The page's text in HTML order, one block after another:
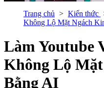
Trang chủ Kiến thức
Không Lộ Mặt Ngách
Làm Youtube
Không Lộ
Bằng AI